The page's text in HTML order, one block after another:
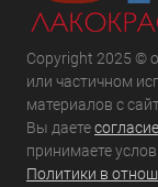
Copyright 2025 ©
или частичном
материалов с
Вы даете
принимаете
Политики в